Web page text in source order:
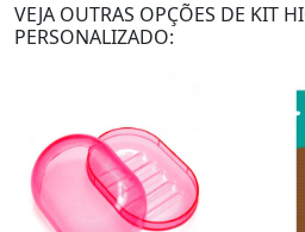
VEJA OUTRAS OPÇÕES DE KIT
PERSONALIZADO: